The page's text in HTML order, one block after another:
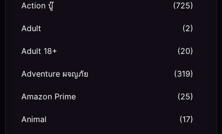
Action บู๊ (725)
Adult (2)
Adult 18+ (20)
Adventure ผจญภัย (319)
Amazon Prime (25)
Animal (17)